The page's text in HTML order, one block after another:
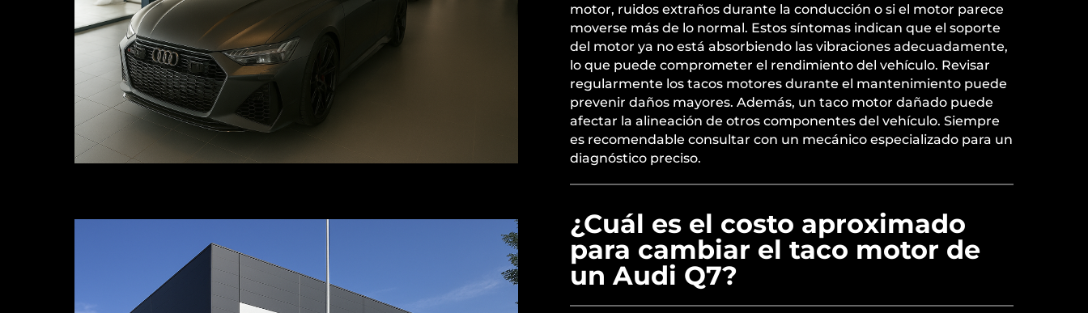
motor, ruidos extraños durante la conducción o si el motor parece
moverse más de lo normal. Estos síntomas indican que el soporte
del motor ya no está absorbiendo las vibraciones adecuadamente,
lo que puede comprometer el rendimiento del vehículo. Revisar
regularmente los tacos motores durante el mantenimiento puede
prevenir daños mayores. Además, un taco motor dañado puede
afectar la alineación de otros componentes del vehículo. Siempre
es recomendable consultar con un mecánico especializado para un
diagnóstico preciso.
¿Cuál es el costo aproximado
para cambiar el taco motor de
un Audi Q7?